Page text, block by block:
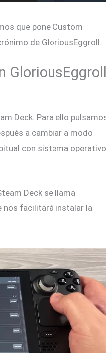
que pone Custom
de GloriousEggroll.
Deck. Para ello
a cambiar a modo
con sistema operativo
Deck se llama
nos facilitará instalar la